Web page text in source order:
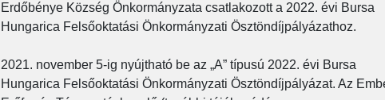
Erdőbénye Község Önkormányzata csatlakozott a 2022. évi Bursa
Hungarica Felsőoktatási Önkormányzati Ösztöndíjpályázathoz.
2021. november 5-ig nyújtható be az „A” típusú 2022. évi Bursa
Hungarica Felsőoktatási Önkormányzati Ösztöndíjpályázat. Az